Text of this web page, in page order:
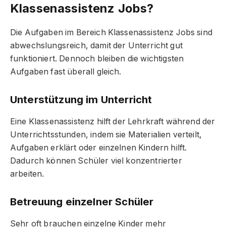
Klassenassistenz Jobs?
Die Aufgaben im Bereich Klassenassistenz Jobs sind
abwechslungsreich, damit der Unterricht gut
funktioniert. Dennoch bleiben die wichtigsten
Aufgaben fast überall gleich.
Unterstützung im Unterricht
Eine Klassenassistenz hilft der Lehrkraft während der
Unterrichtsstunden, indem sie Materialien verteilt,
Aufgaben erklärt oder einzelnen Kindern hilft.
Dadurch können Schüler viel konzentrierter
arbeiten.
Betreuung einzelner Schüler
Sehr oft brauchen einzelne Kinder mehr